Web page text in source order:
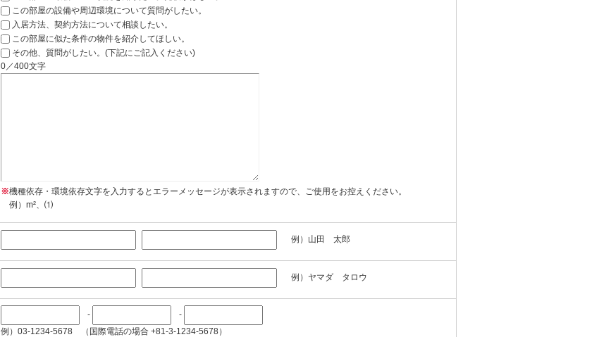
この部屋の設備や周辺環境について質問がしたい。
入居方法、契約方法について相談したい。
この部屋に似た条件の物件を紹介してほしい。
その他、質問がしたい。(下記にご記入ください)
0／400文字
※機種依存・環境依存文字を入力するとエラーメッセージが表示されますので、ご使用をお控えください。
例）m²、⑴
例）山田 太郎
例）ヤマダ タロウ
-
-
例）03-1234-5678 （国際電話の場合 +81-3-1234-5678）